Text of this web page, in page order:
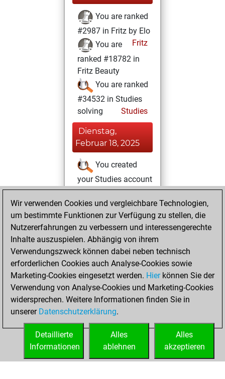
You are ranked
#2987 in Fritz by Elo
Fritz
You are
ranked #18782 in
Fritz Beauty
You are ranked
#34532 in Studies
solving
Studies
Dienstag,
Februar 18, 2025
You created
your Studies account
Studies
Sonntag,
Juni 26, 2022
You won
against Fritz
Fritz
You achieved a
BeautyScore of 4
You achieved a
new Elo of 1639
You created
your Fritz account
Wir verwenden Cookies und vergleichbare Technologien,
um bestimmte Funktionen zur Verfügung zu stellen, die
Nutzererfahrungen zu verbessern und interessengerechte
Inhalte auszuspielen. Abhängig von ihrem
Verwendungszweck können dabei neben technisch
erforderlichen Cookies auch Analyse-Cookies sowie
Marketing-Cookies eingesetzt werden. Hierkönnen Sie der
Verwendung von Analyse-Cookies und Marketing-Cookies
widersprechen. Weitere Informationen finden Sie in
unserer Datenschutzerklärung.
Alles
akzeptieren
Alles
ablehnen
Detaillierte
Informationen